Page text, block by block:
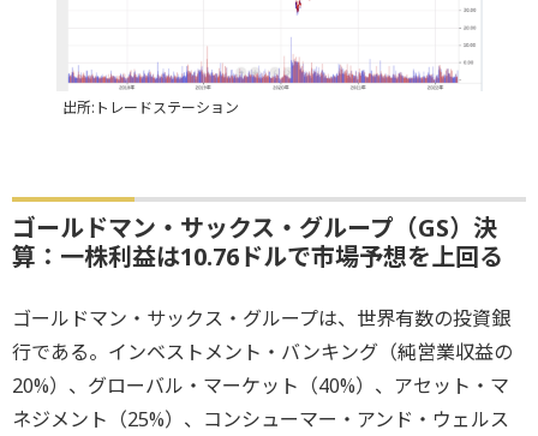
出所:トレードステーション
ゴールドマン・サックス・グループ（GS）決
算：一株利益は10.76ドルで市場予想を上回る
ゴールドマン・サックス・グループは、世界有数の投資銀
行である。インベストメント・バンキング（純営業収益の
20%）、グローバル・マーケット（40%）、アセット・マ
ネジメント（25%）、コンシューマー・アンド・ウェルス